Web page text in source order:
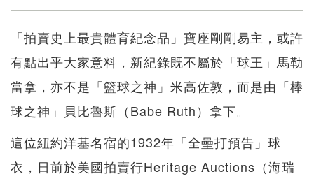
「拍賣史上最貴體育紀念品」寶座剛剛易主，或許
有點出乎大家意料，新紀錄既不屬於「球王」馬勒
當拿，亦不是「籃球之神」米高佐敦，而是由「棒
球之神」貝比魯斯（Babe Ruth）拿下。
這位紐約洋基名宿的1932年「全壘打預告」球
衣，日前於美國拍賣行Heritage Auctions（海瑞